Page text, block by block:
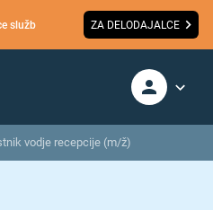
služb ZA DELODAJALCE
vodje recepcije (m/ž)